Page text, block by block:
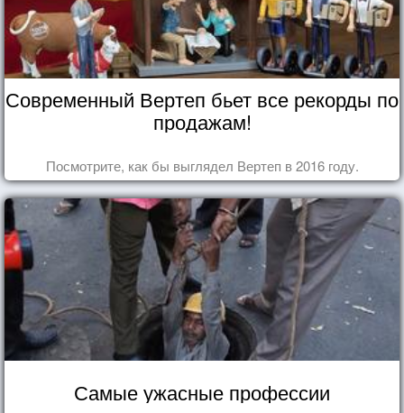
Современный Вертеп бьет все рекорды по
продажам!
Посмотрите, как бы выглядел Вертеп в 2016 году.
Самые ужасные профессии